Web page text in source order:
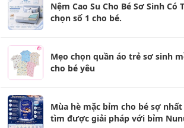
Nệm Cao Su Cho Bé Sơ Sinh Có
chọn số 1 cho bé.
Mẹo chọn quần áo trẻ sơ sinh
cho bé yêu
Mùa hè mặc bỉm cho bé sợ
tìm được giải pháp với bỉm